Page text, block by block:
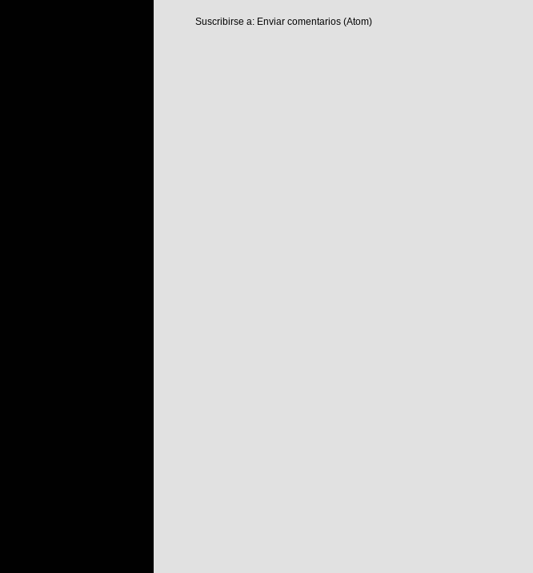
Suscribirse a: Enviar comentarios (Atom)